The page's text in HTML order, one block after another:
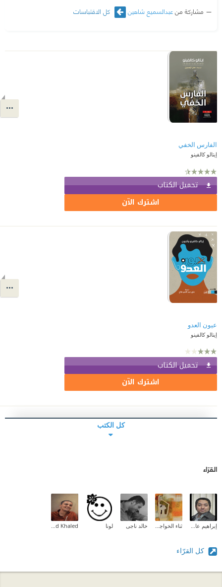
مشاركة منعبدالسميع شاهين كل الاقتباسات
الفارس الخفي
إيتالو كالفينو
تحميل الكتاب
اشترك الآن
عيون العدو
إيتالو كالفينو
تحميل الكتاب
اشترك الآن
كل الكتب
القرّاء
خالد ناجى لونا
كل القرّاء